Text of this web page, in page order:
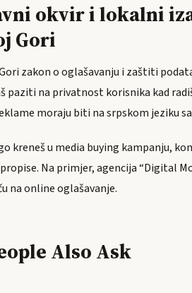
okvir i lokalni
Gori
zakon o oglašavanju i zaštiti
paziti na privatnost korisnika kad
moraju biti na srpskom jeziku
kreneš u media buying kampanju,
Na primjer, agencija “Digital
na online oglašavanje.
Also Ask